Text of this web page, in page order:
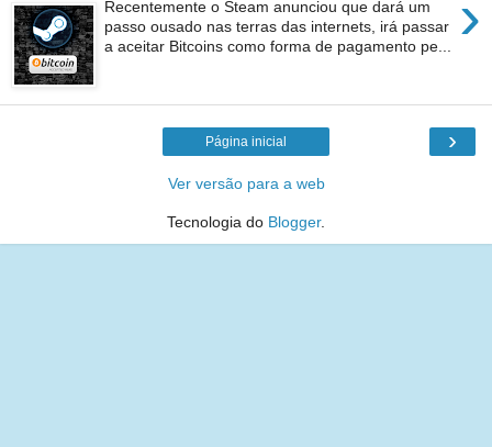
›
Recentemente o Steam anunciou que dará um
passo ousado nas terras das internets, irá passar
a aceitar Bitcoins como forma de pagamento pe...
›
Página inicial
Ver versão para a web
Tecnologia do Blogger.